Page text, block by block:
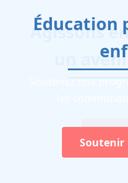
Éducation
Soutenez nos
Soutenir